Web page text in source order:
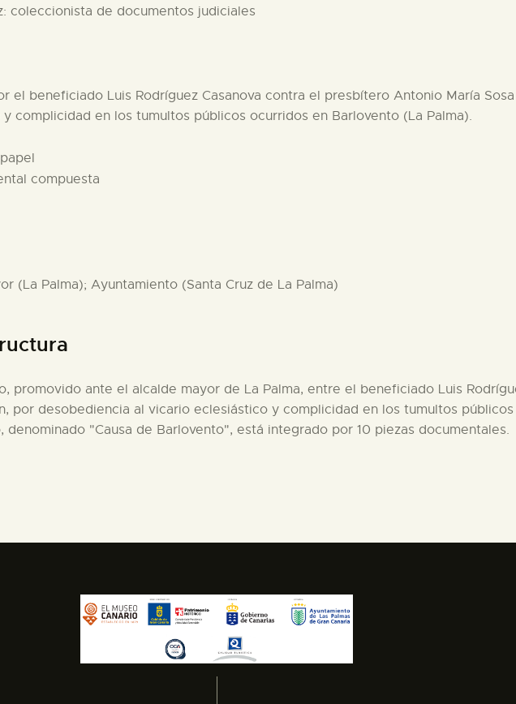
coleccionista de documentos judiciales
el beneficiado Luis Rodríguez Casanova contra el presbítero Antonio María
complicidad en los tumultos públicos ocurridos en Barlovento (La Palma).
compuesta
(La Palma); Ayuntamiento (Santa Cruz de La Palma)
promovido ante el alcalde mayor de La Palma, entre el beneficiado Luis
por desobediencia al vicario eclesiástico y complicidad en los tumultos
denominado "Causa de Barlovento", está integrado por 10 piezas documentales.